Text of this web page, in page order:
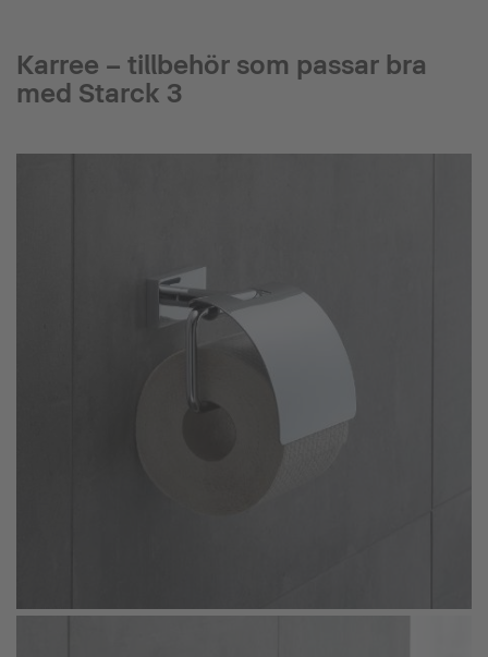
Karree – tillbehör som passar bra
med Starck 3